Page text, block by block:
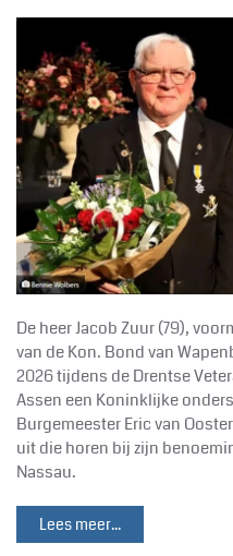
De heer Jacob Zuur (79),
van de Kon. Bond van
2026 tijdens de Drentse
Assen een Koninklijke
Burgemeester Eric van
uit die horen bij zijn
Nassau.
Lees meer...